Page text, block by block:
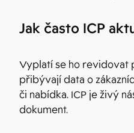
Jak často ICP
Vyplatí se ho revidovat
přibývají data o
či nabídka. ICP je živý
dokument.